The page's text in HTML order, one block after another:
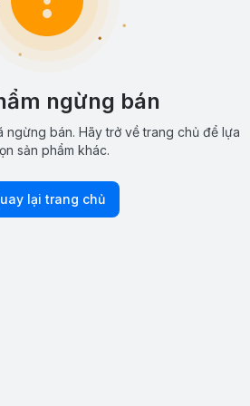
ngừng bán
ngừng bán. Hãy trở về trang chủ để lựa
sản phẩm khác.
lại trang chủ